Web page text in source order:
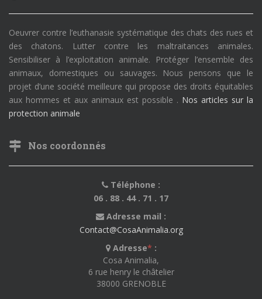
Oeuvrer contre l’euthanasie systématique des chats des rues et
des chatons. Lutter contre les maltraitances animales.
Sensibiliser à l’exploitation animale. Protéger l’ensemble des
animaux, domestiques ou sauvages. Nous pensons que le
projet d’une société meilleure qui propose des droits équitables
aux hommes et aux animaux est possible . Nos articles sur la
protection animale
Nos coordonnés
Téléphone :
06 . 88 . 44 . 71 . 17
Adresse mail :
Contact@CosaAnimalia.org
Adresse* :
Cosa Animalia,
6 rue henry le châtelier
38000 GRENOBLE